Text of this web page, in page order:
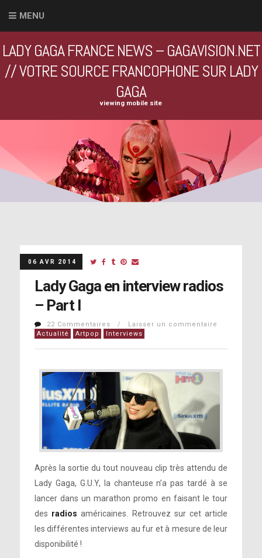
MENU
LADY GAGA FRANCE NEWS – GAGAVISION.NET
// VOTRE SOURCE FRANCOPHONE SUR LADY
GAGA
viewing mobile site
06 AVR 2014
Lady Gaga en interview radios
– Part I
22 Commentaires / Laisser un commentaire
Actualité
Artpop Interviews
Après la sortie du tout nouveau clip très attendu de
Lady Gaga, G.U.Y, la chanteuse n’a pas tardé à se
lancer dans un marathon promo en faisant le tour
des radios américaines. Retrouvez sur cet article
les différentes interviews au fur et à mesure de leur
disponibilité !